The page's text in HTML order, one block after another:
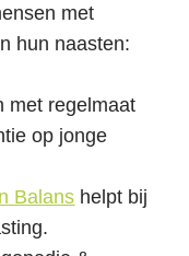
met
hun naasten:
met regelmaat
op jonge
Balans helpt bij